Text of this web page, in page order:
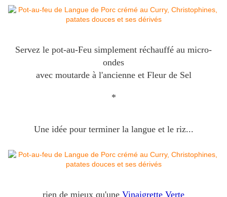
Servez le pot-au-Feu simplement réchauffé au micro-
ondes
avec moutarde à l'ancienne et Fleur de Sel
*
Une idée pour terminer la langue et le riz...
rien de mieux qu'une Vinaigrette Verte